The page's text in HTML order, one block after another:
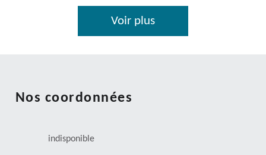
Voir plus
Nos coordonnées
indisponible